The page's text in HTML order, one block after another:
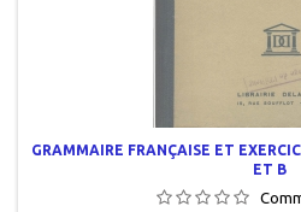
GRAMMAIRE FRANÇAISE ET
ET B